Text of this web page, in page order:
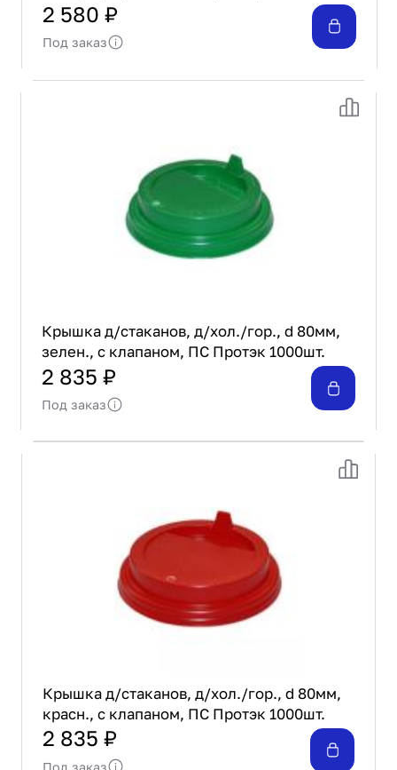
1000шт.
2 580 ₽
Под заказ
Крышка д/стаканов, д/хол./гор., d 80мм,
зелен., с клапаном, ПС Протэк 1000шт.
2 835 ₽
Под заказ
Крышка д/стаканов, д/хол./гор., d 80мм,
красн., с клапаном, ПС Протэк 1000шт.
2 835 ₽
Под заказ